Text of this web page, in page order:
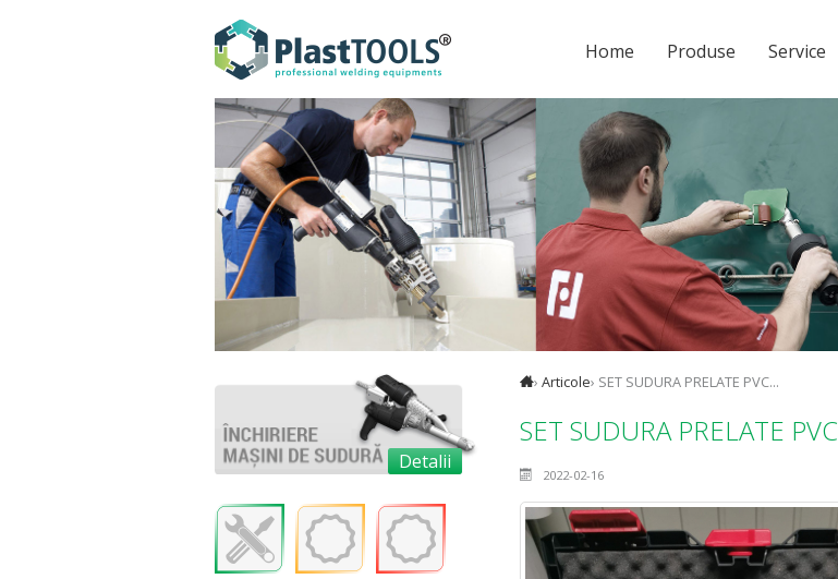
Home Produse Service
Detalii
› Articole› SET SUDURA PRELATE PVC...
SET SUDURA PRELATE PVC
2022-02-16